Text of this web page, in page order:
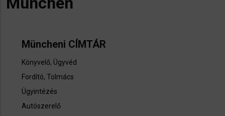
Müncheni CÍMTÁR
Könyvelő, Ügyvéd
Fordító, Tolmács
Ügyintézés
Autószerelő